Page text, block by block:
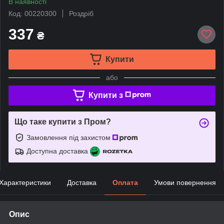
Код: 00220300
Роздріб
337 ₴
Купити
або
Купити з
Що таке купити з Пром?
Замовлення під захистом
Доступна доставка
Доставка Оплата Умови повернення
Опис